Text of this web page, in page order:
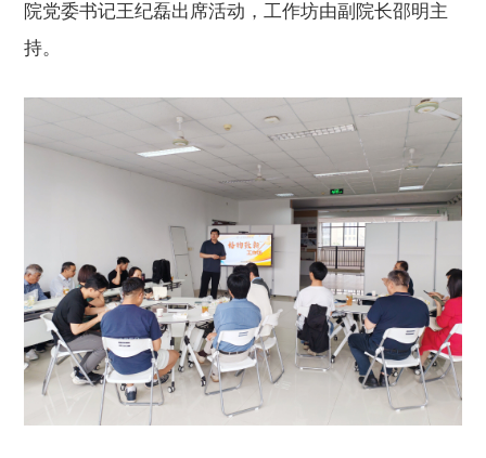
院党委书记王纪磊出席活动，工作坊由副院长邵明主
持。